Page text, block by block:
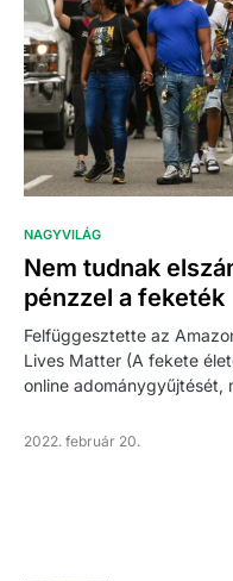
NAGYVILÁG
Nem tudnak
pénzzel a feketék
Felfüggesztette az
Lives Matter (A fekete
online adománygyűjtését,
2022. február 20.